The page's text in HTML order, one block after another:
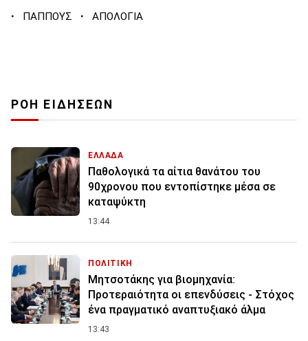
· ΠΑΠΠΟΥΣ · ΑΠΟΛΟΓΙΑ
ΡΟΗ ΕΙΔΗΣΕΩΝ
ΕΛΛΑΔΑ
Παθολογικά τα αίτια θανάτου του
90χρονου που εντοπίστηκε μέσα σε
καταψύκτη
13:44
ΠΟΛΙΤΙΚΗ
Μητσοτάκης για βιομηχανία:
Προτεραιότητα οι επενδύσεις - Στόχος
ένα πραγματικό αναπτυξιακό άλμα
13:43